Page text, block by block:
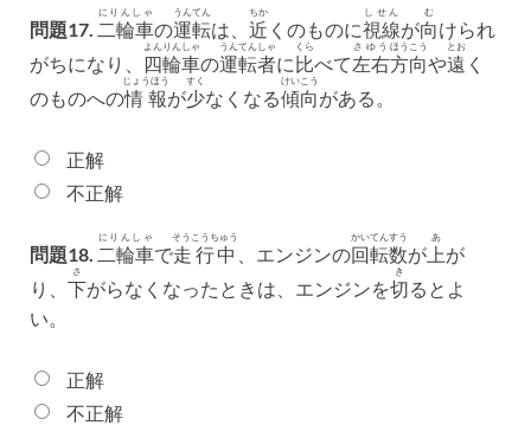
問題17. 二輪車
にりんしゃ
の運転
うんてん
は、 近
ちか
くのものに視線
しせん
が向
む
けられ
がちになり、
四輪車
よんりんしゃ
の運転者
うんてんしゃ
に比
くら
べて左右
さゆう
方向
ほうこう
や遠
とお
く
のものへの情報
じょうほう
が少
すく
なくなる傾向
けいこう
がある。
正解
不正解
問題18. 二輪車
にりんしゃ
で走行中
そうこうちゅう
、エンジンの回転数
かいてんすう
が 上
あ
が
り、 下
さ
がらなくなったときは、エンジンを切
き
るとよ
い。
正解
不正解